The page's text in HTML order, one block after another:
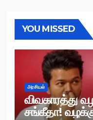
YOU MISSED
அரசியல்
விவகாரத்து
சங்கீதா! வழக்கு